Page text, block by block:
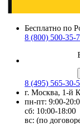
Бесплатно по
8 (800) 500-35-
8 (495) 565-30-
г. Москва, 1-й
пн-пт: 9:00-
сб: 10:00-18:00
вс: (по